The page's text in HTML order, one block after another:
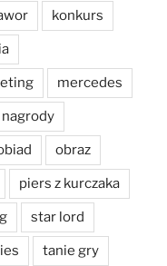
konkurs
mercedes
nagrody
obraz
piers z kurczaka
star lord
tanie gry